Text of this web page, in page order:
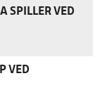
SPILLER VED
VED